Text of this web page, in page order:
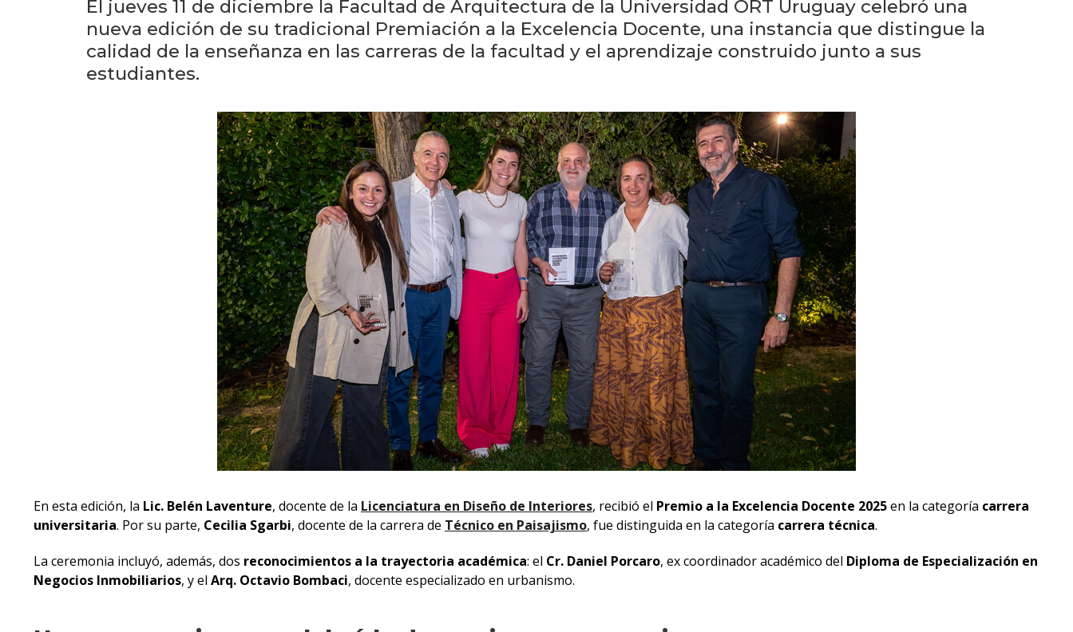
El jueves 11 de diciembre la Facultad de Arquitectura de la Universidad ORT Uruguay celebró una
nueva edición de su tradicional Premiación a la Excelencia Docente, una instancia que distingue la
calidad de la enseñanza en las carreras de la facultad y el aprendizaje construido junto a sus
estudiantes.
En esta edición, la Lic. Belén Laventure, docente de la Licenciatura en Diseño de Interiores, recibió el Premio a la Excelencia Docente 2025en la categoría carrera
universitaria. Por su parte, Cecilia Sgarbi, docente de la carrera de Técnico en Paisajismo, fue distinguida en la categoría carrera técnica.
La ceremonia incluyó, además, dos reconocimientos a la trayectoria académica: el Cr. Daniel Porcaro, ex coordinador académico del Diploma de Especialización en
Negocios Inmobiliarios, y el Arq. Octavio Bombaci, docente especializado en urbanismo.